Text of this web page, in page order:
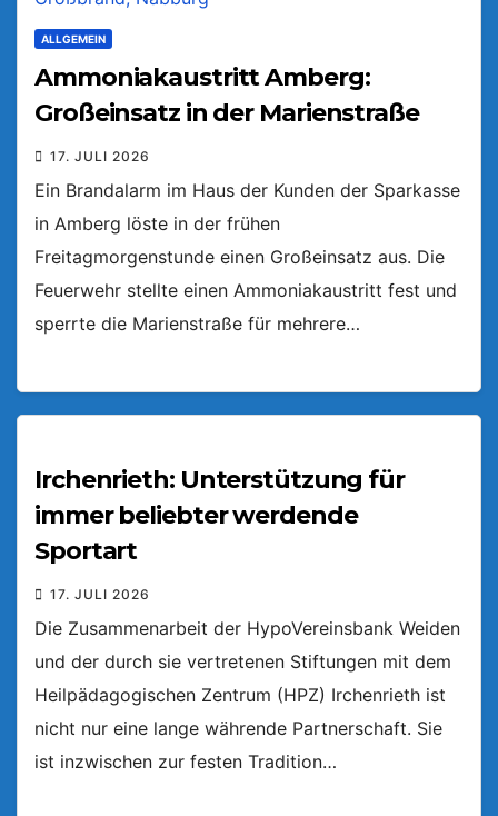
ALLGEMEIN
Ammoniakaustritt Amberg:
Großeinsatz in der Marienstraße
17. JULI 2026
Ein Brandalarm im Haus der Kunden der Sparkasse
in Amberg löste in der frühen
Freitagmorgenstunde einen Großeinsatz aus. Die
Feuerwehr stellte einen Ammoniakaustritt fest und
sperrte die Marienstraße für mehrere…
Irchenrieth: Unterstützung für
immer beliebter werdende
Sportart
17. JULI 2026
Die Zusammenarbeit der HypoVereinsbank Weiden
und der durch sie vertretenen Stiftungen mit dem
Heilpädagogischen Zentrum (HPZ) Irchenrieth ist
nicht nur eine lange währende Partnerschaft. Sie
ist inzwischen zur festen Tradition…